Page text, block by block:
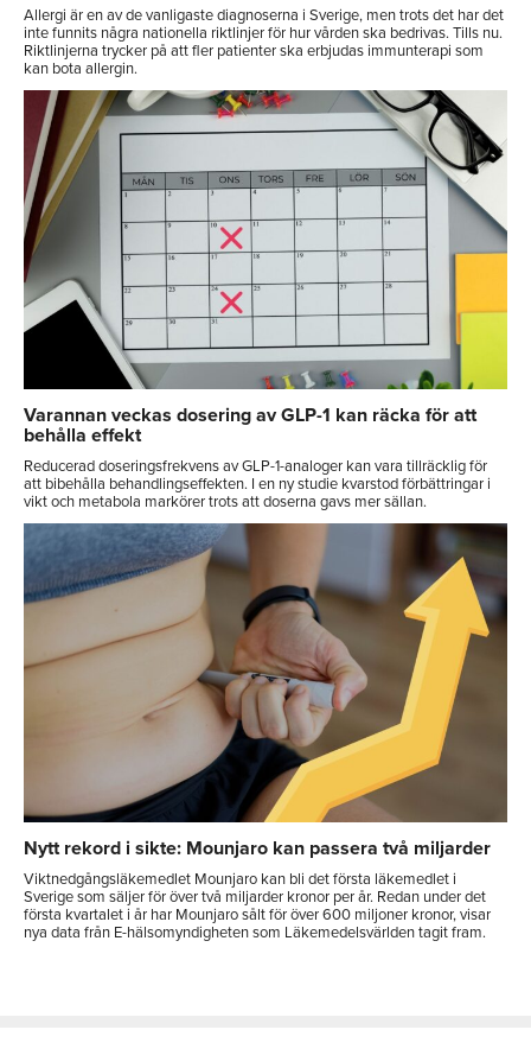
Allergi är en av de vanligaste diagnoserna i Sverige, men trots det har det
inte funnits några nationella riktlinjer för hur vården ska bedrivas. Tills nu.
Riktlinjerna trycker på att fler patienter ska erbjudas immunterapi som
kan bota allergin.
Varannan veckas dosering av GLP-1 kan räcka för att
behålla effekt
Reducerad doseringsfrekvens av GLP-1-analoger kan vara tillräcklig för
att bibehålla behandlingseffekten. I en ny studie kvarstod förbättringar i
vikt och metabola markörer trots att doserna gavs mer sällan.
Nytt rekord i sikte: Mounjaro kan passera två miljarder
Viktnedgångsläkemedlet Mounjaro kan bli det första läkemedlet i
Sverige som säljer för över två miljarder kronor per år. Redan under det
första kvartalet i år har Mounjaro sålt för över 600 miljoner kronor, visar
nya data från E-hälsomyndigheten som Läkemedelsvärlden tagit fram.